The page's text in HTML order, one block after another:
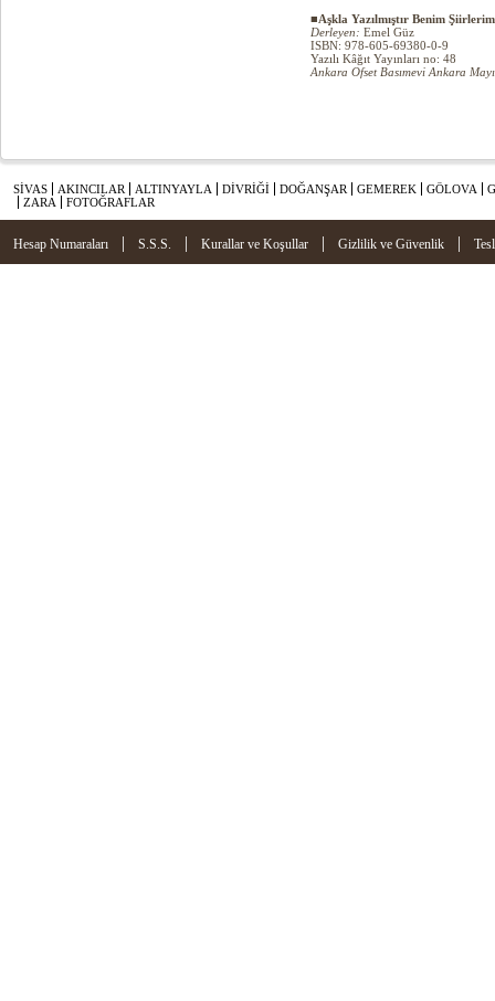
■Aşkla Yazılmıştır Benim
Derleyen: Emel Güz
ISBN: 978-605-69380-0-9
Yazılı Kâğıt Yayınları no: 48
Ankara Ofset Basımevi Ankara
SİVAS AKINCILAR ALTINYAYLA DİVRİĞİ DOĞANŞAR GEMEREK GÖLOVA
ZARA
FOTOĞRAFLAR
Hesap Numaraları | S.S.S. | Kurallar ve Koşullar | Gizlilik ve Güvenlik |